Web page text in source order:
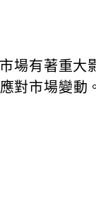
場有著重大
對市場變動。